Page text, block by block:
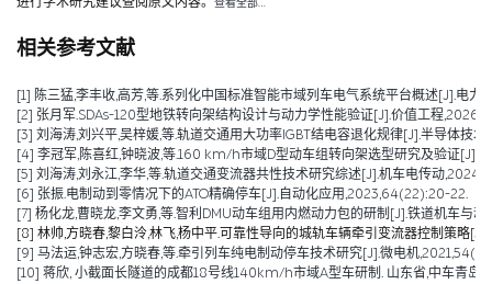
查看全部…
相关参考文献
[1] 陈三猛,李丰收,高芳,等.系列化中国标准智能市域列车电气系统平台概述[J].电
[2] 张月军.SDAs-120型地铁转向架结构设计与动力学性能验证[J].价值工程
[3] 刘海涛,刘兴平,吴梓媛,等.轨道交通用大功率IGBT结电容退化规律[J].半导体技
[4] 李冠军,陈喜红,钟晓波,等.160 km/h市域D型动车组转向架选型研究及验证[J].
[5] 刘海涛,刘永江,李华,等.轨道交通变流器共性技术研究综述[J].机车电传动
[6] 张振.电制动到零情况下的ATO精确停车[J].自动化应用,2023,64(22):20-22.
[7] 杨化龙,曹晓龙,李文勇,等.智利DMU动车组用内燃动力包的研制[J].铁道机车与
[8] 林帅,方晓春,黎白泠,林飞,杨中平.可靠性导向的城轨车辆牵引变流器控制策略
[9] 马法运,钟志宏,方晓春,等.牵引列车纯电制动停车技术研究[J].微电机
[10] 蒋欣, 小截面长隧道的成都18号线140km/h市域A型车研制. 山东省,中车青岛